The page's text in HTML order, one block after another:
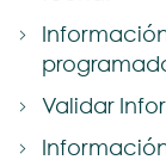
Validar